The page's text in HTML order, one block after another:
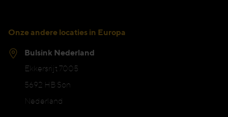
Onze andere locaties in Europa
Bulsink Nederland
Ekkersrijt 7005
5692 HB Son
Nederland